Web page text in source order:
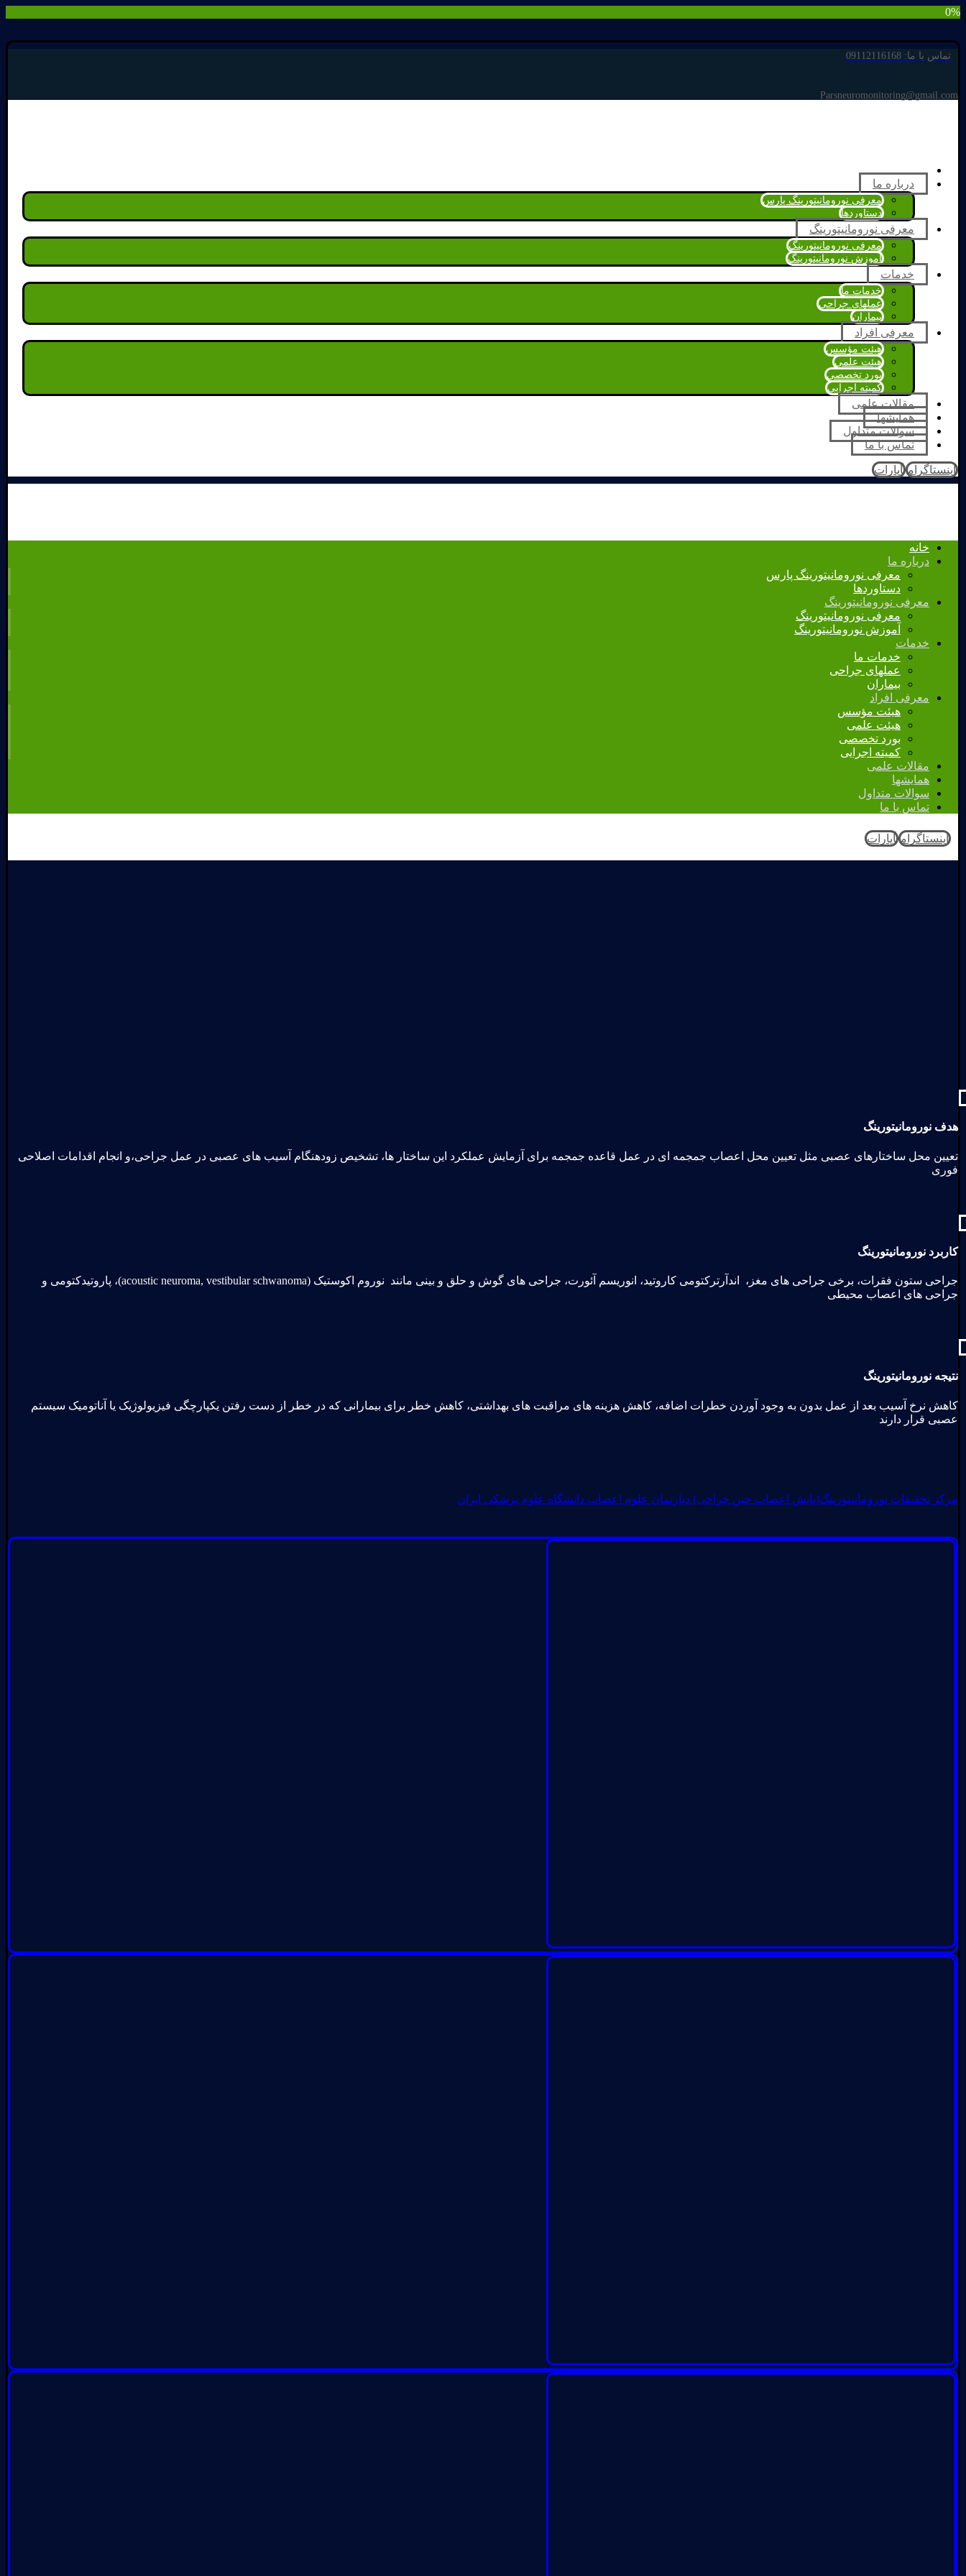
0%
تماس با ما: 09112116168
Parsneuromonitoring@gmail.com
خانه
درباره ما
معرفی نورومانیتورینگ پارس
دستاوردها
معرفی نورومانیتورینگ
معرفی نورومانیتورینگ
آموزش نورومانیتورینگ
خدمات
خدمات ما
عملهای جراحی
بیماران
معرفی افراد
هیئت مؤسس
هیئت علمی
بورد تخصصی
کمیته اجرایی
مقالات علمی
همایشها
سوالات متداول
تماس با ما
اینستاگرام آپارات
خانه
درباره ما
معرفی نورومانیتورینگ پارس
دستاوردها
معرفی نورومانیتورینگ
معرفی نورومانیتورینگ
آموزش نورومانیتورینگ
خدمات
خدمات ما
عملهای جراحی
بیماران
معرفی افراد
هیئت مؤسس
هیئت علمی
بورد تخصصی
کمیته اجرایی
مقالات علمی
همایشها
سوالات متداول
تماس با ما
اینستاگرام آپارات
هدف نورومانیتورینگ
تعیین محل ساختارهای عصبی مثل تعیین محل اعصاب جمجمه ای در عمل قاعده جمجمه برای آزمایش عملکرد این ساختار ها، تشخیص زودهنگام آسیب های عصبی در عمل جراحی،و انجام اقدامات اصلاحی
فوری
کاربرد نورومانیتورینگ
جراحی ستون فقرات، برخی جراحی های مغز، اندآرترکتومی کاروتید، انوریسم آئورت، جراحی های گوش و حلق و بینی مانند نوروم اکوستیک (acoustic neuroma, vestibular schwanoma)، پاروتیدکتومی و
جراحی های اعصاب محیطی
نتیجه نورومانیتورینگ
کاهش نرخ آسیب بعد از عمل بدون به وجود آوردن خطرات اضافه، کاهش هزینه های مراقبت های بهداشتی، کاهش خطر برای بیمارانی که در خطر از دست رفتن یکپارچگی فیزیولوژیک یا آناتومیک سیستم
عصبی قرار دارند
مرکز تحقیقات نورومانیتورینگ(پایش اعصاب حین جراحی) دپارتمان علوم اعصاب دانشگاه علوم پزشکی ایران